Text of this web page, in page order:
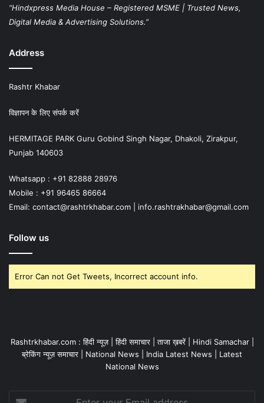
“Hindxpress Media House – Registered MSME | Trusted News,
Digital Media & Advertising Solutions.”
Address
Rashtr Khabar
विज्ञापन के लिए संपर्क करें
HERMITAGE PARK Guru Gobind Singh Nagar, Dhakoli, Zirakpur,
Punjab 140603
Whatsapp : +91 82888 28976
Mobile : +91 96465 86664
Email: contact@rashtrkhabar.com | info.rashtrakhabar@gmail.com
Follow us
Error Can not Get Tweets, Incorrect account info.
Rashtrkhabar.com : हिंदी न्यूज़ | हिंदी समाचार | ताजा ख़बरें | Hindi Samachar |
ब्रेकिंग न्यूज़ समाचार | National News | India Latest News | Latest
National News
Enter